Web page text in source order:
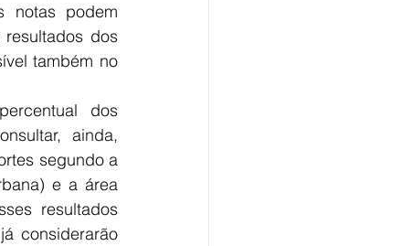
notas podem
dos
também no
dos
ainda,
segundo a
e a área
resultados
considerarão